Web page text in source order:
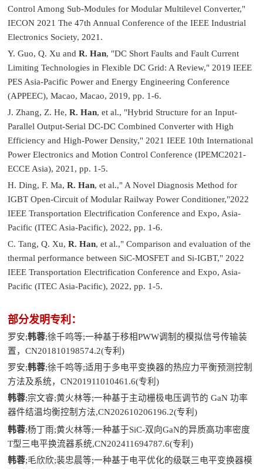
Control Among Sub-Modules for Modular Multilevel Converter,"
IECON 2021 The 47th Annual Conference of the IEEE Industrial
Electronics Society, 2021.
Y. Guo, Q. Xu andR. Han, "DC Short Faults and Fault Current
Limiting Technologies in Flexible DC Grid: A Review," 2019 IEEE
PES Asia-Pacific Power and Energy Engineering Conference
(APPEEC), Macao, Macao, 2019, pp. 1-6.
J. Zhang, Z. He,R. Han, et al., "Hybrid Structure for an Input-
Parallel Output-Serial DC-DC Combined Converter with High
Efficiency and High-Power Density," 2021 IEEE 10th International
Power Electronics and Motion Control Conference (IPEMC2021-
ECCE Asia), 2021, pp. 1-5.
H. Ding, F. Ma,R. Han, et al.," A Novel Diagnosis Method for
IGBT Open-Circuit of Modular Railway Power Conditioner,"2022
IEEE Transportation Electrification Conference and Expo, Asia-
Pacific (ITEC Asia-Pacific), 2022, pp. 1-6.
C. Tang, Q. Xu,R. Han, et al.," Comparison and evaluation of the
thermal performance between SiC-MOSFET and Si-IGBT," 2022
IEEE Transportation Electrification Conference and Expo, Asia-
Pacific (ITEC Asia-Pacific), 2022, pp. 1-5.
部分发明专利：
罗安;韩蓉;徐千鸣等;一种基于移相PWW调制的模拟信号传输装
置，CN201810198574.2(专利)
罗安;韩蓉;徐千鸣等;适用于多电平变换器的热应力平衡预测控制
方法及系统，CN201911010461.6(专利)
韩蓉;宗文睿;黄火林等;一种基于主动栅极电压调节的 GaN 功率
器件结温均衡控制方法,CN202610206196.2(专利)
韩蓉;杨丁雨;黄火林等;一种基于SiC-双向GaN的异质高功率密度
T型三电平换流器系统,CN202411694787.6(专利)
韩蓉;毛欣欣;裴忠晨等;一种基于电平优化的级联三电平变换器模